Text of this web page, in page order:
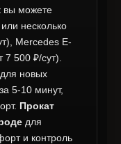
вы можете
несколько
Mercedes E-
500 ₽/сут).
для новых
5-10 минут,
Прокат
для
и контроль